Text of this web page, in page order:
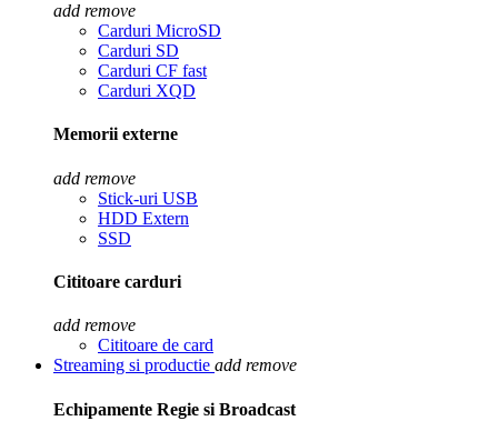
add remove
Carduri MicroSD
Carduri SD
Carduri CF fast
Carduri XQD
Memorii externe
add remove
Stick-uri USB
HDD Extern
SSD
Cititoare carduri
add remove
Cititoare de card
Streaming si productie add remove
Echipamente Regie si Broadcast